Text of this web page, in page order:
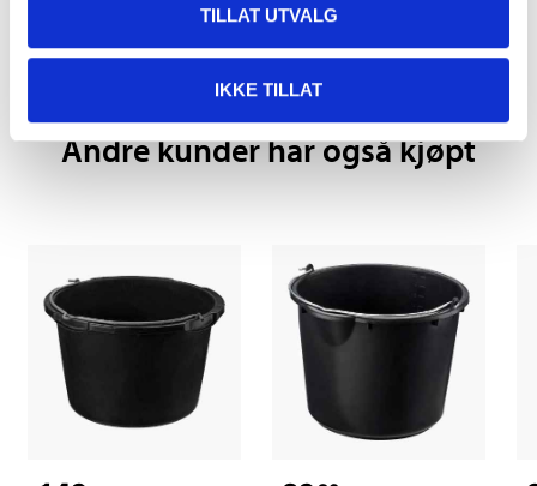
TILLAT UTVALG
IKKE TILLAT
Kjøp & Hent i ditt varehus.
LES MER
Andre kunder har også kjøpt